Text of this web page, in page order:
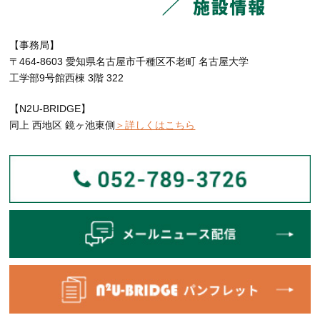
【事務局】
〒464-8603 愛知県名古屋市千種区不老町 名古屋大学
工学部9号館西棟 3階 322
【N2U-BRIDGE】
同上 西地区 鏡ヶ池東側 ＞詳しくはこちら